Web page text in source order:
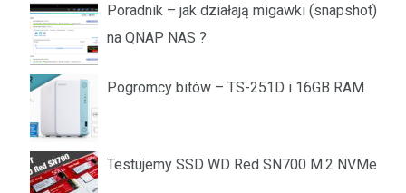
Poradnik – jak działają migawki (snapshot)
na QNAP NAS ?
Pogromcy bitów – TS-251D i 16GB RAM
Testujemy SSD WD Red SN700 M.2 NVMe